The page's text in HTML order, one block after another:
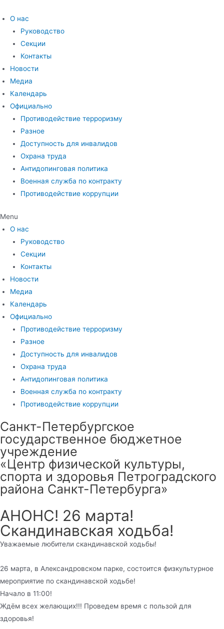
к
содержимому
О нас
Руководство
Секции
Контакты
Новости
Медиа
Календарь
Официально
Противодействие терроризму
Разное
Доступность для инвалидов
Охрана труда
Антидопинговая политика
Военная служба по контракту
Противодействие коррупции
Menu
О нас
Руководство
Секции
Контакты
Новости
Медиа
Календарь
Официально
Противодействие терроризму
Разное
Доступность для инвалидов
Охрана труда
Антидопинговая политика
Военная служба по контракту
Противодействие коррупции
Санкт-Петербургское
государственное бюджетное
учреждение
«Центр физической культуры,
спорта и здоровья Петроградского
района Санкт-Петербурга»
АНОНС! 26 марта!
Скандинавская ходьба!
Уважаемые любители скандинавской ходьбы!
26 марта, в Александровском парке, состоится физкультурное
мероприятие по скандинавской ходьбе!
Начало в 11:00!
Ждём всех желающих!!! Проведем время с пользой для
здоровья!